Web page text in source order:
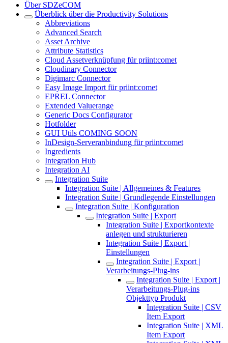
Über SDZeCOM
Überblick über die Productivity Solutions
Abbreviations
Advanced Search
Asset Archive
Attribute Statistics
Cloud Assetverknüpfung für priint:comet
Cloudinary Connector
Digimarc Connector
Easy Image Import für priint:comet
EPREL Connector
Extended Valuerange
Generic Docs Configurator
Hotfolder
GUI Utils COMING SOON
InDesign-Serveranbindung für priint:comet
Ingredients
Integration Hub
Integration AI
Integration Suite
Integration Suite | Allgemeines & Features
Integration Suite | Grundlegende Einstellungen
Integration Suite | Konfiguration
Integration Suite | Export
Integration Suite | Exportkontexte
anlegen und strukturieren
Integration Suite | Export |
Einstellungen
Integration Suite | Export |
Verarbeitungs-Plug-ins
Integration Suite | Export |
Verarbeitungs-Plug-ins
Objekttyp Produkt
Integration Suite | CSV
Item Export
Integration Suite | XML
Item Export